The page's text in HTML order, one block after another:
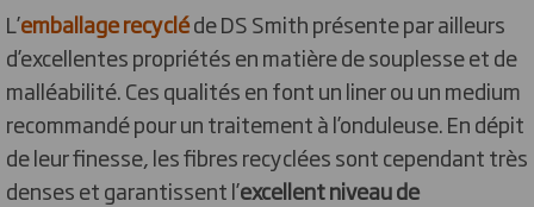
L’emballage recycléde DS Smith présente par ailleurs
d’excellentes propriétés en matière de souplesse et de
malléabilité. Ces qualités en font un liner ou un medium
recommandé pour un traitement à l’onduleuse. En dépit
de leur finesse, les fibres recyclées sont cependant très
denses et garantissent l’excellent niveau de